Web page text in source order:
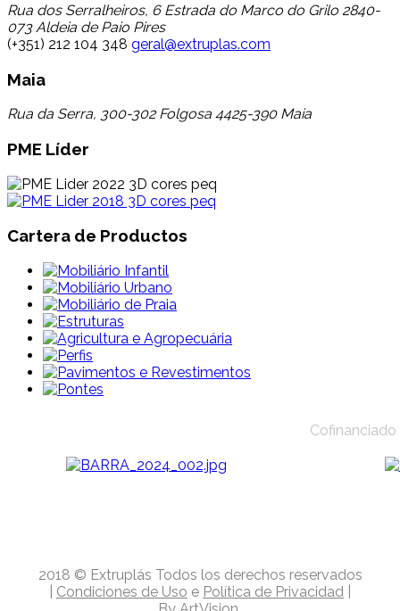
Rua dos Serralheiros, 6 Estrada do Marco do Grilo 2840-
073 Aldeia de Paio Pires
(+351) 212 104 348 geral@extruplas.com
Maia
Rua da Serra, 300-302 Folgosa 4425-390 Maia
PME Líder
Cartera de Productos
Cofinanciado
2018 © Extruplás Todos los derechos reservados
Condiciones de Uso e Política de Privacidad